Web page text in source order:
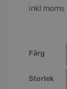
inkl moms
Färg
Storlek